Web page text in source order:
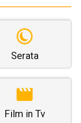
Serata
Film in Tv